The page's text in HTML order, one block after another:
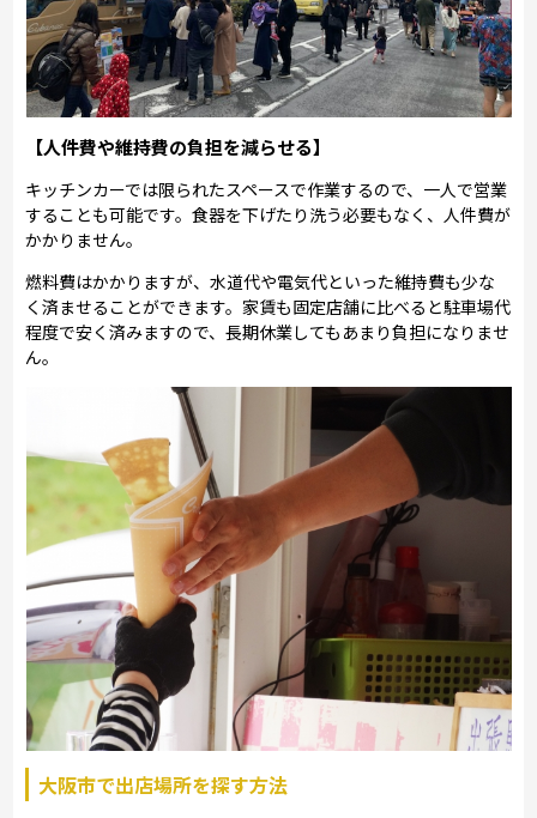
【人件費や維持費の負担を減らせる】
キッチンカーでは限られたスペースで作業するので、一人で営業
することも可能です。食器を下げたり洗う必要もなく、人件費が
かかりません。
燃料費はかかりますが、水道代や電気代といった維持費も少な
く済ませることができます。家賃も固定店舗に比べると駐車場代
程度で安く済みますので、長期休業してもあまり負担になりませ
ん。
大阪市で出店場所を探す方法